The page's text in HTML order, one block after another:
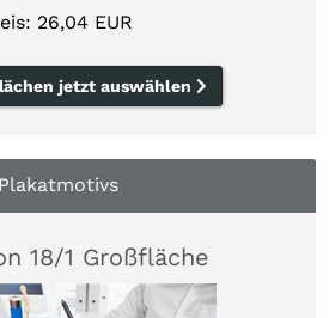
26,04 EUR
jetzt auswählen
18/1 Großfläche